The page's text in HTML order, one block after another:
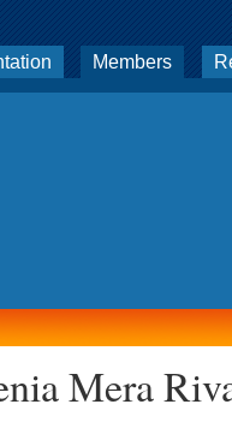
Members
Mera